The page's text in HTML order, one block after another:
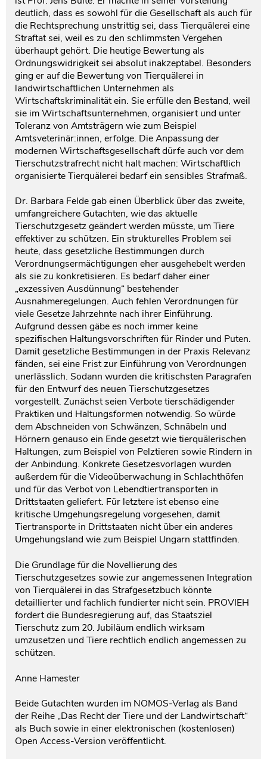
deutlich, dass es sowohl für die Gesellschaft als auch für
die Rechtsprechung unstrittig sei, dass Tierquälerei eine
Straftat sei, weil es zu den schlimmsten Vergehen
überhaupt gehört. Die heutige Bewertung als
Ordnungswidrigkeit sei absolut inakzeptabel. Besonders
ging er auf die Bewertung von Tierquälerei in
landwirtschaftlichen Unternehmen als
Wirtschaftskriminalität ein. Sie erfülle den Bestand, weil
sie im Wirtschaftsunternehmen, organisiert und unter
Toleranz von Amtsträgern wie zum Beispiel
Amtsveterinär:innen, erfolge. Die Anpassung der
modernen Wirtschaftsgesellschaft dürfe auch vor dem
Tierschutzstrafrecht nicht halt machen: Wirtschaftlich
organisierte Tierquälerei bedarf ein sensibles Strafmaß.
Dr. Barbara Felde gab einen Überblick über das zweite,
umfangreichere Gutachten, wie das aktuelle
Tierschutzgesetz geändert werden müsste, um Tiere
effektiver zu schützen. Ein strukturelles Problem sei
heute, dass gesetzliche Bestimmungen durch
Verordnungsermächtigungen eher ausgehebelt werden
als sie zu konkretisieren. Es bedarf daher einer
„exzessiven Ausdünnung“ bestehender
Ausnahmeregelungen. Auch fehlen Verordnungen für
viele Gesetze Jahrzehnte nach ihrer Einführung.
Aufgrund dessen gäbe es noch immer keine
spezifischen Haltungsvorschriften für Rinder und Puten.
Damit gesetzliche Bestimmungen in der Praxis Relevanz
fänden, sei eine Frist zur Einführung von Verordnungen
unerlässlich. Sodann wurden die kritischsten Paragrafen
für den Entwurf des neuen Tierschutzgesetzes
vorgestellt. Zunächst seien Verbote tierschädigender
Praktiken und Haltungsformen notwendig. So würde
dem Abschneiden von Schwänzen, Schnäbeln und
Hörnern genauso ein Ende gesetzt wie tierquälerischen
Haltungen, zum Beispiel von Pelztieren sowie Rindern in
der Anbindung. Konkrete Gesetzesvorlagen wurden
außerdem für die Videoüberwachung in Schlachthöfen
und für das Verbot von Lebendtiertransporten in
Drittstaaten geliefert. Für letztere ist ebenso eine
kritische Umgehungsregelung vorgesehen, damit
Tiertransporte in Drittstaaten nicht über ein anderes
Umgehungsland wie zum Beispiel Ungarn stattfinden.
Die Grundlage für die Novellierung des
Tierschutzgesetzes sowie zur angemessenen Integration
von Tierquälerei in das Strafgesetzbuch könnte
detaillierter und fachlich fundierter nicht sein. PROVIEH
fordert die Bundesregierung auf, das Staatsziel
Tierschutz zum 20. Jubiläum endlich wirksam
umzusetzen und Tiere rechtlich endlich angemessen zu
schützen.
Anne Hamester
Beide Gutachten wurden im NOMOS-Verlag als Band
der Reihe „Das Recht der Tiere und der Landwirtschaft“
als Buch sowie in einer elektronischen (kostenlosen)
Open Access-Version veröffentlicht.